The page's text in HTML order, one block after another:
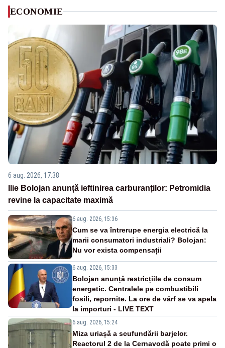
ECONOMIE
6 aug. 2026, 17:38
Ilie Bolojan anunță ieftinirea carburanților: Petromidia
revine la capacitate maximă
6 aug. 2026, 15:36
Cum se va întrerupe energia electrică la
marii consumatori industriali? Bolojan:
Nu vor exista compensații
6 aug. 2026, 15:33
Bolojan anunță restricțiile de consum
energetic. Centralele pe combustibili
fosili, repornite. La ore de vârf se va apela
la importuri - LIVE TEXT
6 aug. 2026, 15:24
Miza uriașă a scufundării barjelor.
Reactorul 2 de la Cernavodă poate primi o